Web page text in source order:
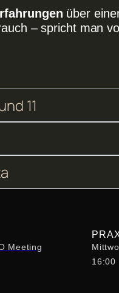
über
– spricht man
11
Meeting
16:00